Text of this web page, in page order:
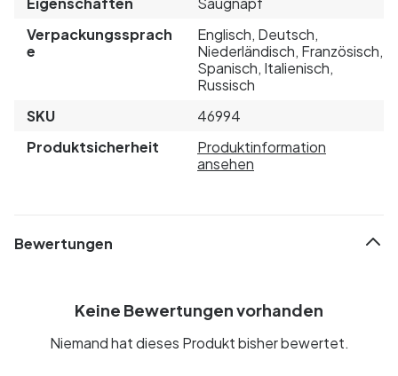
Verpackungssprach
e
Englisch, Deutsch,
Niederländisch, Französisch,
Spanisch, Italienisch,
Russisch
SKU
46994
Produktsicherheit
Produktinformation
ansehen
Bewertungen
Keine Bewertungen vorhanden
Niemand hat dieses Produkt bisher bewertet.